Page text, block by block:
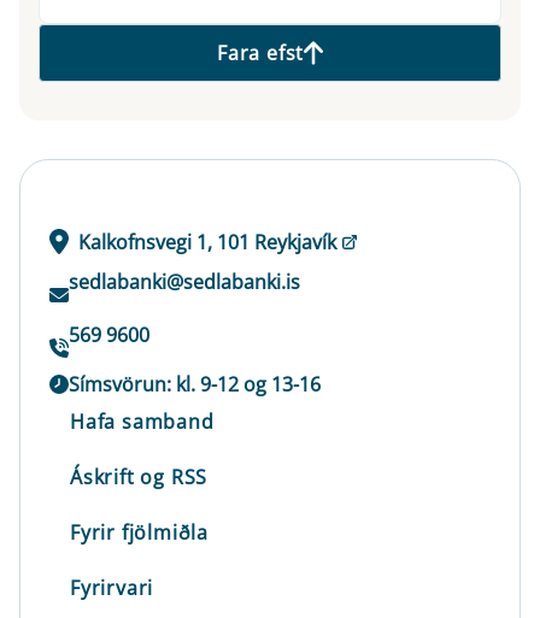
Fara efst
Kalkofnsvegi 1, 101 Reykjavík
sedlabanki@sedlabanki.is
569 9600
Símsvörun: kl. 9-12 og 13-16
Hafa samband
Áskrift og RSS
Fyrir fjölmiðla
Fyrirvari